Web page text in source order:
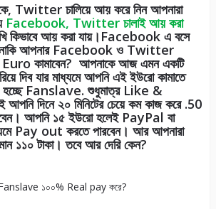
Twitter চালিয়ে আয় করে নিন আপনারা
Facebook, Twitter চালাই আয় করা
কিভাবে আয় করা যায়।Facebook এ বসে
নাকি আপনার Facebook ও Twitter
Euro কামাবেন? আপনাকে আজ এমন একটি
দিব যার মাধ্যমে আপনি এই ইউরো কামাতে
হচ্ছে Fanslave. শুধুমাত্র Like &
দিনে ২০ মিনিটের চেয়ে কম কাজ করে .50
আপনি ১৫ ইউরো হলেই PayPal বা
Pay out করতে পারবেন। আর আপনারা
১১০ টাকা। তবে আর দেরি কেন?
Fanslave ১০০% Real pay করে?